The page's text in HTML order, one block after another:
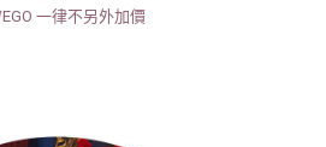
一律不另外加價